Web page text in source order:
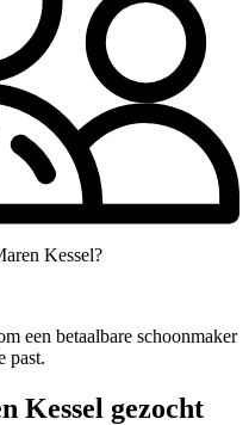
Kessel?
een betaalbare schoonmaker
past.
Kessel gezocht